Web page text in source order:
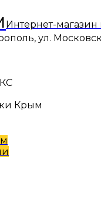
Интернет-магазин
ул.
Крым